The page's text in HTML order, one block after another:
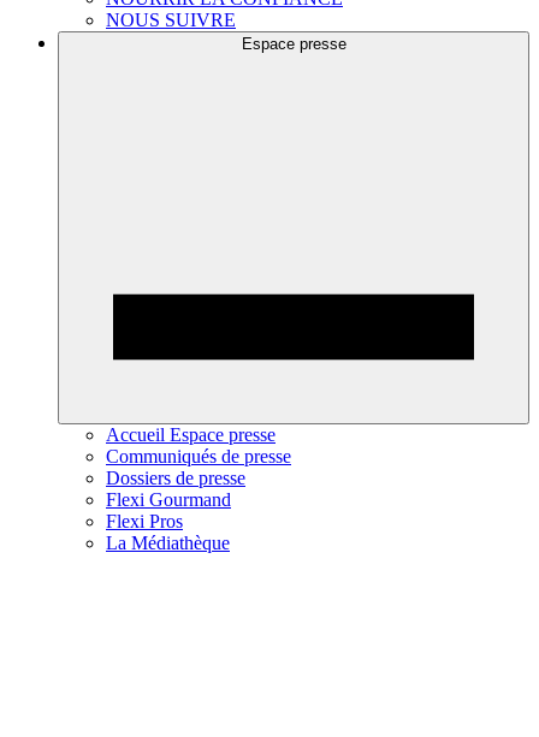
NOUS SUIVRE
Espace presse
Accueil Espace presse
Communiqués de presse
Dossiers de presse
Flexi Gourmand
Flexi Pros
La Médiathèque